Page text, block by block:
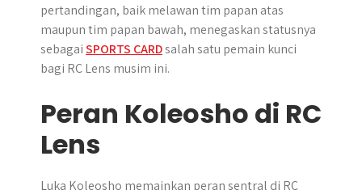
pertandingan, baik melawan tim papan atas
maupun tim papan bawah, menegaskan statusnya
sebagaiSPORTS CARDsalah satu pemain kunci
bagi RC Lens musim ini.
Peran Koleosho di RC
Lens
Luka Koleosho memainkan peran sentral di RC